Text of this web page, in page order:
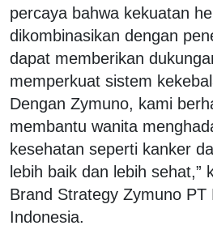
percaya bahwa kekuatan
dikombinasikan dengan
dapat memberikan
memperkuat sistem
Dengan Zymuno, kami
membantu wanita
kesehatan seperti kanker
lebih baik dan lebih sehat,”
Brand Strategy Zymuno PT
Indonesia.